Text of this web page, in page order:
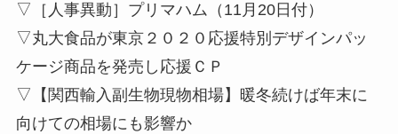
▽［人事異動］プリマハム（11月20日付）
▽丸大食品が東京２０２０応援特別デザインパッ
ケージ商品を発売し応援ＣＰ
▽【関西輸入副生物現物相場】暖冬続けば年末に
向けての相場にも影響か